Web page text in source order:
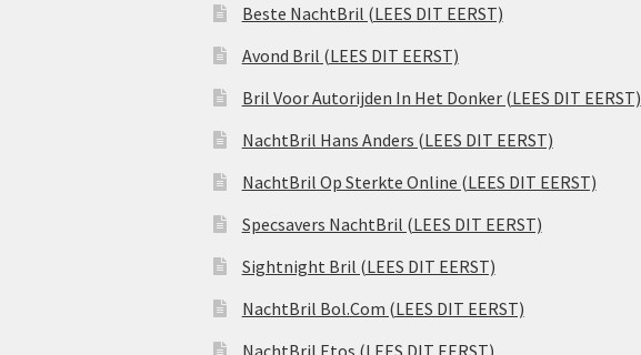
Beste NachtBril (LEES DIT EERST)
Avond Bril (LEES DIT EERST)
Bril Voor Autorijden In Het Donker (LEES DIT EERST)
NachtBril Hans Anders (LEES DIT EERST)
NachtBril Op Sterkte Online (LEES DIT EERST)
Specsavers NachtBril (LEES DIT EERST)
Sightnight Bril (LEES DIT EERST)
NachtBril Bol.Com (LEES DIT EERST)
NachtBril Etos (LEES DIT EERST)